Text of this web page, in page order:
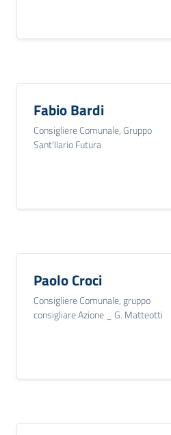
Fabio Bardi
Consigliere Comunale, Gruppo
Sant'Ilario Futura
Paolo Croci
Consigliere Comunale, gruppo
consigliare Azione _ G. Matteotti